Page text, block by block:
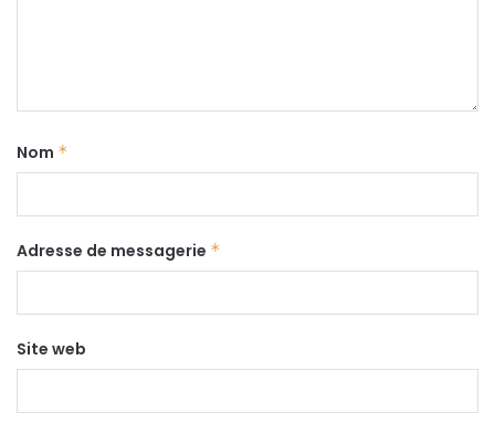
Nom *
Adresse de messagerie *
Site web